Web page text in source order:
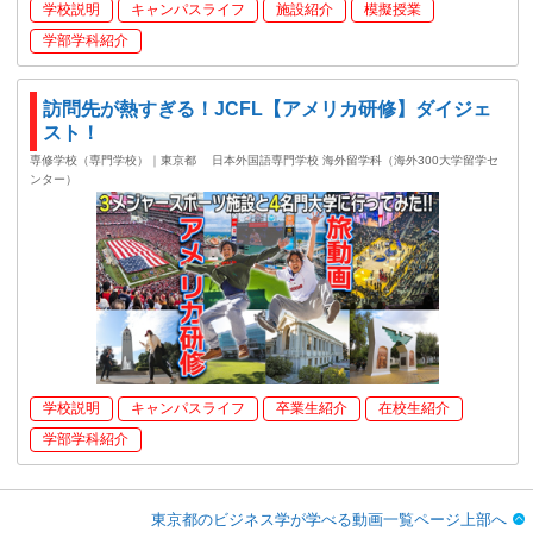
学校説明 キャンパスライフ 施設紹介
模擬授業
学部学科紹介
訪問先が熱すぎる！JCFL【アメリカ研修】ダイジェ
スト！
専修学校（専門学校）｜東京都
日本外国語専門学校 海外留学科（海外300大学留学セ
ンター）
学校説明 キャンパスライフ 卒業生紹介
在校生紹介
学部学科紹介
東京都のビジネス学が学べる動画一覧ページ上部へ